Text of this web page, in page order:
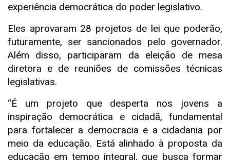
experiência democrática do poder legislativo.
Eles aprovaram 28 projetos de lei que poderão,
futuramente, ser sancionados pelo governador.
Além disso, participaram da eleição de mesa
diretora e de reuniões de comissões técnicas
legislativas.
“É um projeto que desperta nos jovens a
inspiração democrática e cidadã, fundamental
para fortalecer a democracia e a cidadania por
meio da educação. Está alinhado à proposta da
educação em tempo integral, que busca formar